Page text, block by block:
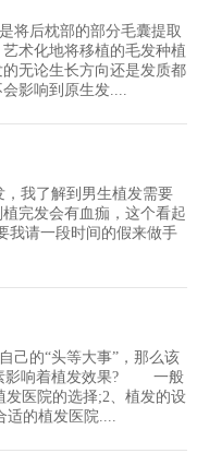
后枕部的部分毛囊提取
化地将移植的毛发种植
无论生长方向还是发质都
响到原生发....
我了解到男生植发需要
完发会有血痂，这个看起
我请一段时间的假来做手
的“头等大事”，那么该
素影响着植发效果? 一般
医院的选择;2、植发的设
的植发医院....